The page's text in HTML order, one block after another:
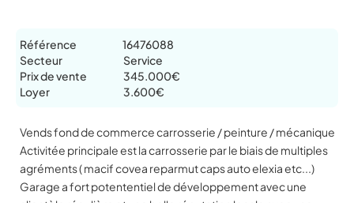
Référence
Secteur
Prix de vente
Loyer
16476088
Service
345.000€
3.600€
Vends fond de commerce carrosserie / peinture / mécanique
Activitée principale est la carrosserie par le biais de multiples
agréments ( macif covea reparmut caps auto elexia etc...)
Garage a fort potententiel de développement avec une